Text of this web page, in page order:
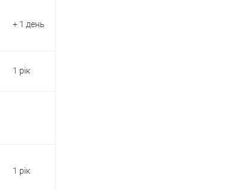
+ 1 день
1 рік
1 рік